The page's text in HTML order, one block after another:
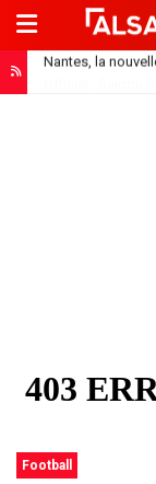
Nantes, la
Officiel : Saïdou
Football